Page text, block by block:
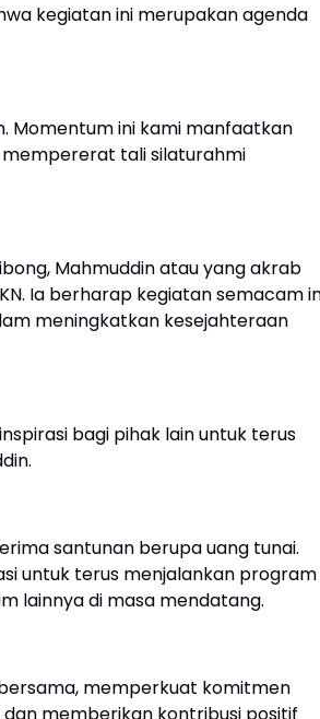
kegiatan ini merupakan agenda
Momentum ini kami manfaatkan
tali silaturahmi
Mahmuddin atau yang akrab
Ia berharap kegiatan semacam
meningkatkan kesejahteraan
bagi pihak lain untuk terus
santunan berupa uang tunai.
untuk terus menjalankan program
lainnya di masa mendatang.
memperkuat komitmen